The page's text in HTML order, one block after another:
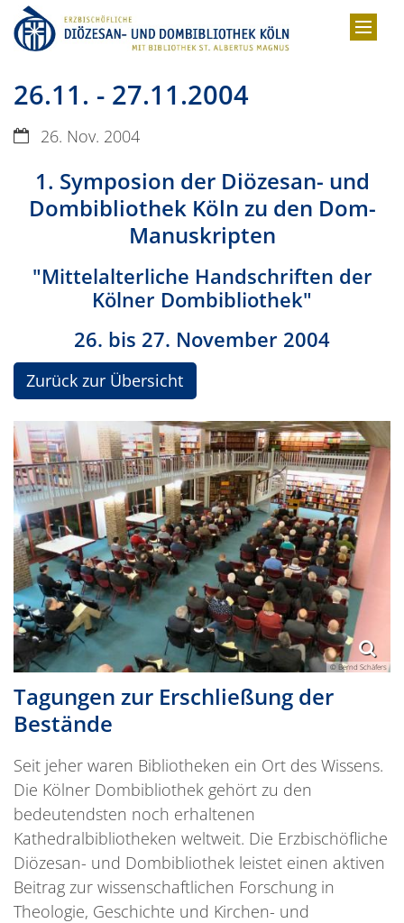
Zum Inhalt springen
26.11. - 27.11.2004
Datum:26. Nov. 2004
1. Symposion der Diözesan- und
Dombibliothek Köln zu den Dom-
Manuskripten
"Mittelalterliche Handschriften der
Kölner Dombibliothek"
26. bis 27. November 2004
Zurück zur Übersicht
© Bernd Schäfers
Tagungen zur Erschließung der
Bestände
Seit jeher waren Bibliotheken ein Ort des Wissens.
Die Kölner Dombibliothek gehört zu den
bedeutendsten noch erhaltenen
Kathedralbibliotheken weltweit. Die Erzbischöfliche
Diözesan- und Dombibliothek leistet einen aktiven
Beitrag zur wissenschaftlichen Forschung in
Theologie, Geschichte und Kirchen- und